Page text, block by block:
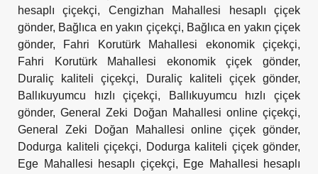
hesaplı çiçekçi, Cengizhan Mahallesi hesaplı çiçek
gönder, Bağlıca en yakın çiçekçi, Bağlıca en yakın çiçek
gönder, Fahri Korutürk Mahallesi ekonomik çiçekçi,
Fahri Korutürk Mahallesi ekonomik çiçek gönder,
Duraliç kaliteli çiçekçi, Duraliç kaliteli çiçek gönder,
Ballıkuyumcu hızlı çiçekçi,
Ballıkuyumcu hızlı çiçek
gönder,General Zeki Doğan Mahallesi online çiçekçi,
General Zeki Doğan Mahallesi online çiçek gönder,
Dodurga kaliteli çiçekçi, Dodurga kaliteli çiçek gönder,
Ege Mahallesi hesaplı çiçekçi, Ege Mahallesi hesaplı